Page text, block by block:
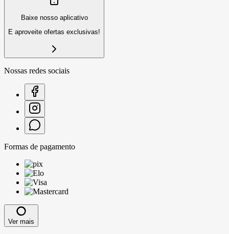
Baixe nosso aplicativo
E aproveite ofertas exclusivas!
Nossas redes sociais
Formas de pagamento
Ver mais